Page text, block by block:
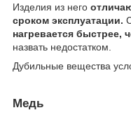
Изделия из него
сроком эксплуатации.
нагревается быстрее,
назвать недостатком.
Дубильные вещества
Медь